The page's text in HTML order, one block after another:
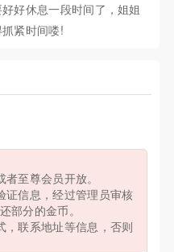
好休息一段时间了，姐姐
紧时间喽!
至尊会员开放。
证信息，经过管理员审核
部分的金币。
，联系地址等信息，否则